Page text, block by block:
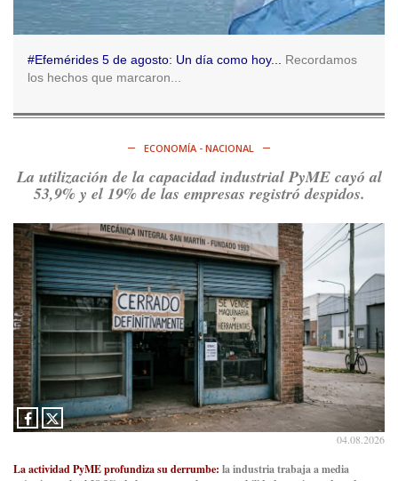
RT @caortega64:https://t.co/q6PsJKqeuz
Consenso Patagónico
derechos y por su organización. Hoy lo vuelven a intentar.
Ver en X
Consenso Patagónico
@consensopatagon
RT@caortega64: A#50AñosDelGolpe, la memoria es
presente y es futuro.https://t.co/uhRcKnCCc5
Ver en X
Consenso Patagónico
@consensopatagon
5d
La crisis en el estrecho de Ormuz: así golpea la guerra con
Irán al petróleohttps://t.co/IInL9uYZvh
Ver en X
#Efemérides 5 de agosto: Un día como hoy... Recordamos
los hechos que marcaron...
ECONOMÍA - NACIONAL
La utilización de la capacidad industrial PyME cayó al
53,9% y el 19% de las empresas registró despidos.
04.08.2026
La actividad PyME profundiza su derrumbe: la industria trabaja a media